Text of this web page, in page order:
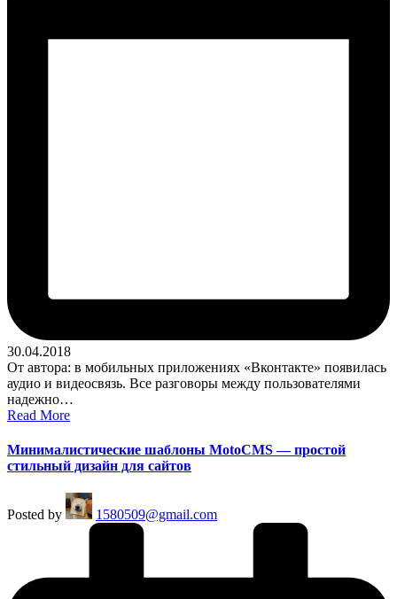
30.04.2018
От автора: в мобильных приложениях «Вконтакте» появилась
аудио и видеосвязь. Все разговоры между пользователями
надежно…
Read More
Минималистические шаблоны MotoCMS — простой
стильный дизайн для сайтов
Posted by 1580509@gmail.com